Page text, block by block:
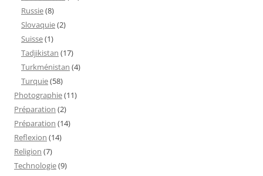
Russie(8)
Slovaquie(2)
Suisse(1)
Tadjikistan (17)
Turkménistan (4)
Turquie(58)
Photographie(11)
Préparation (2)
Préparation (14)
Reflexion (14)
Religion (7)
Technologie(9)